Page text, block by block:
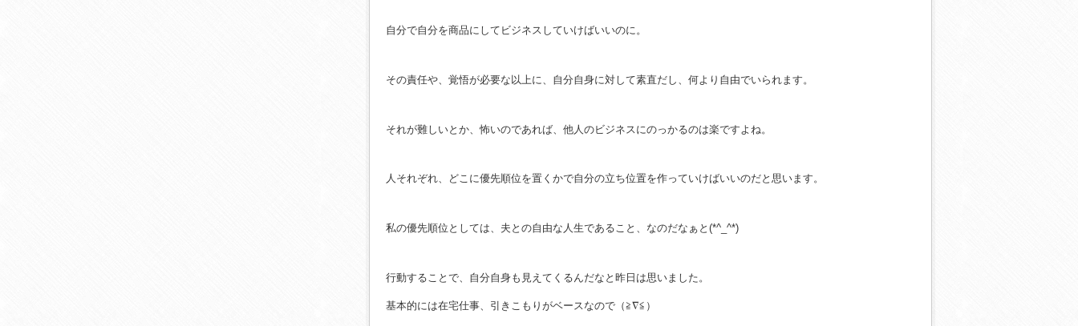
自分で自分を商品にしてビジネスしていけばいいのに。
その責任や、覚悟が必要な以上に、自分自身に対して素直だし、何より自由でいられます。
それが難しいとか、怖いのであれば、他人のビジネスにのっかるのは楽ですよね。
人それぞれ、どこに優先順位を置くかで自分の立ち位置を作っていけばいいのだと思います。
私の優先順位としては、夫との自由な人生であること、なのだなぁと(*^_^*)
行動することで、自分自身も見えてくるんだなと昨日は思いました。
基本的には在宅仕事、引きこもりがベースなので（≧∇≦）